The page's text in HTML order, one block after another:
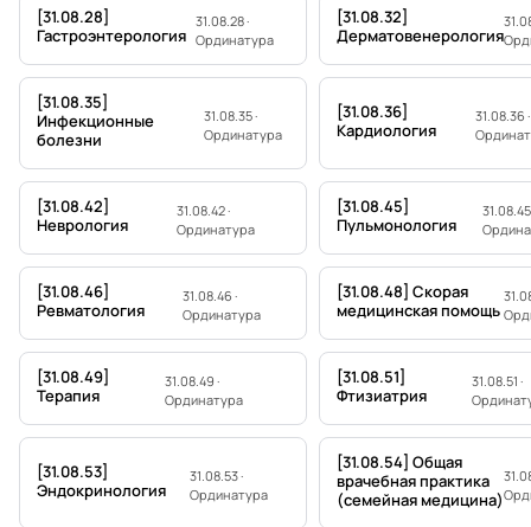
[31.08.28]
Гастроэнтерология
31.08.28 ·
Ординатура
[31.08.32]
Дерматовенерология
[31.08.35]
Инфекционные
болезни
31.08.35 ·
Ординатура
[31.08.36]
Кардиология
31.08.36 ·
[31.08.42]
Неврология
31.08.42 ·
Ординатура
[31.08.45]
Пульмонология
31.08.45
[31.08.46]
Ревматология
31.08.46 ·
Ординатура
[31.08.48] Скорая
медицинская помощь
[31.08.49]
Терапия
31.08.49 ·
Ординатура
[31.08.51]
Фтизиатрия
31.08.51 ·
[31.08.53]
Эндокринология
31.08.53 ·
Ординатура
[31.08.54] Общая
врачебная практика
(семейная медицина)